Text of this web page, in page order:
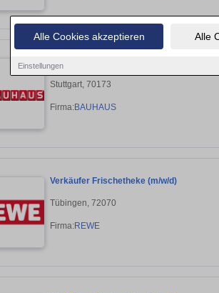
Alle Cookies akzeptieren Alle
EinstellungenAusbildung Kaufmann im Einzelhandel
Stuttgart, 70173
Firma:BAUHAUS
Verkäufer Frischetheke (m/w/d)
Tübingen, 72070
Firma:REWE